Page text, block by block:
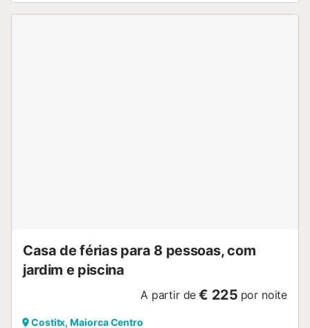
Casa de férias para 8 pessoas, com
jardim e piscina
A partir de € 225 por noite
Costitx, Maiorca Centro